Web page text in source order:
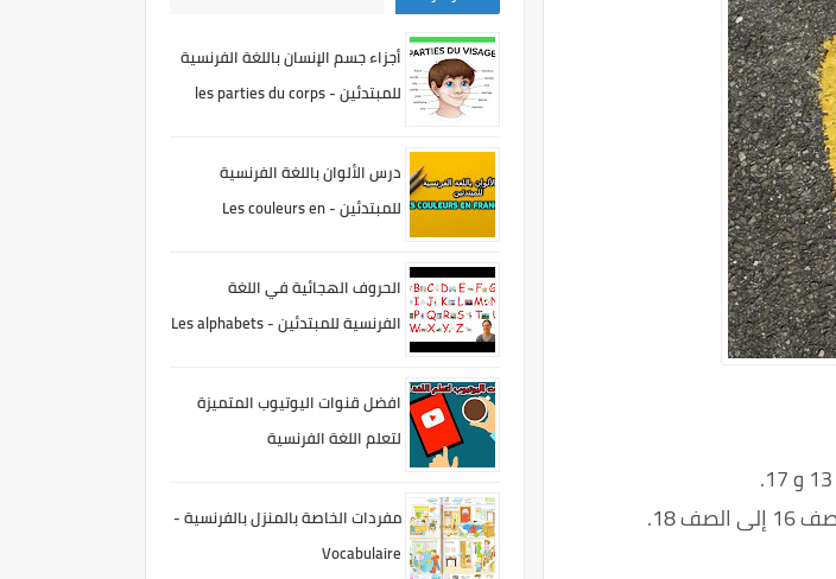
أجزاء جسم الإنسان باللغة الفرنسية
للمبتدئين - les parties du corps
درس الألوان باللغة الفرنسية
للمبتدئين - Les couleurs en
الحروف الهجائية في اللغة
الفرنسية للمبتدئين - Les alphabets
افضل قنوات اليوتيوب المتميزة
لتعلم اللغة الفرنسية
مفردات الخاصة بالمنزل بالفرنسية -
Vocabulaire